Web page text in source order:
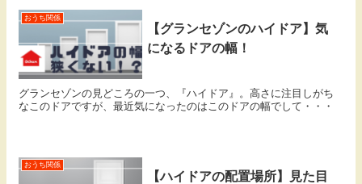
おうち関係
【グランセゾンのハイドア】気
になるドアの幅！
グランセゾンの見どころの一つ、『ハイドア』。高さに注目しがち
なこのドアですが、最近気になったのはこのドアの幅でして・・・
おうち関係
【ハイドアの配置場所】見た目